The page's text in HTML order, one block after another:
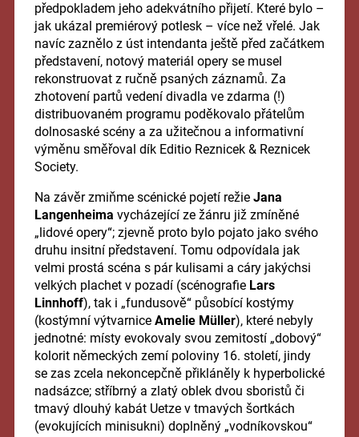
předpokladem jeho adekvátního přijetí. Které bylo –
jak ukázal premiérový potlesk – více než vřelé. Jak
navíc zaznělo z úst intendanta ještě před začátkem
představení, notový materiál opery se musel
rekonstruovat z ručně psaných záznamů. Za
zhotovení partů vedení divadla ve zdarma (!)
distribuovaném programu poděkovalo přátelům
dolnosaské scény a za užitečnou a informativní
výměnu směřoval dík Editio Reznicek & Reznicek
Society.
Na závěr zmiňme scénické pojetí režie Jana
Langenheima vycházející ze žánru již zmíněné
„lidové opery“; zjevně proto bylo pojato jako svého
druhu insitní představení. Tomu odpovídala jak
velmi prostá scéna s pár kulisami a cáry jakýchsi
velkých plachet v pozadí (scénografie Lars
Linnhoff), tak i „fundusově“ působící kostýmy
(kostýmní výtvarnice Amelie Müller), které nebyly
jednotné: místy evokovaly svou zemitostí „dobový“
kolorit německých zemí poloviny 16. století, jindy
se zas zcela nekoncepčně přikláněly k hyperbolické
nadsázce; stříbrný a zlatý oblek dvou sboristů či
tmavý dlouhý kabát Uetze v tmavých šortkách
(evokujících minisukni) doplněný „vodníkovskou“